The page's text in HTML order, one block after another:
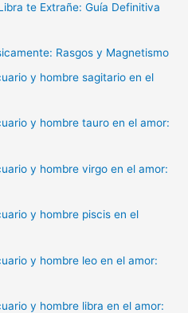
te Extrañe: Guía Definitiva
Rasgos y Magnetismo
y hombre sagitario en el
y hombre tauro en el amor:
y hombre virgo en el amor:
y hombre piscis en el
y hombre leo en el amor:
y hombre libra en el amor: